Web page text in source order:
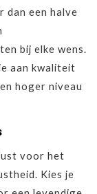
dan een halve
bij elke wens.
aan kwaliteit
hoger niveau
voor het
Kies je